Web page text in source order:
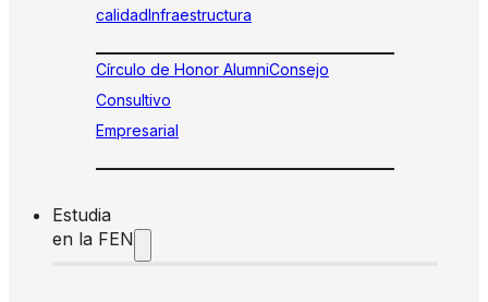
calidadInfraestructura
Círculo de Honor AlumniConsejo
Consultivo
Empresarial
Estudia
en la FEN